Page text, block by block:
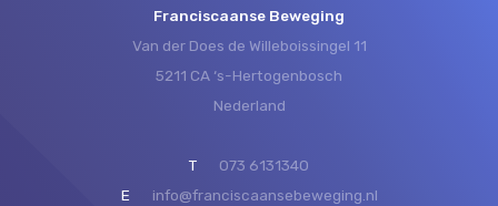
Franciscaanse Beweging
Van der Does de Willeboissingel 11
5211 CA ‘s-Hertogenbosch
Nederland
T
073 6131340
E
info@franciscaansebeweging.nl